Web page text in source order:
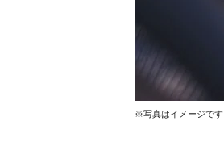
※写真はイメージです